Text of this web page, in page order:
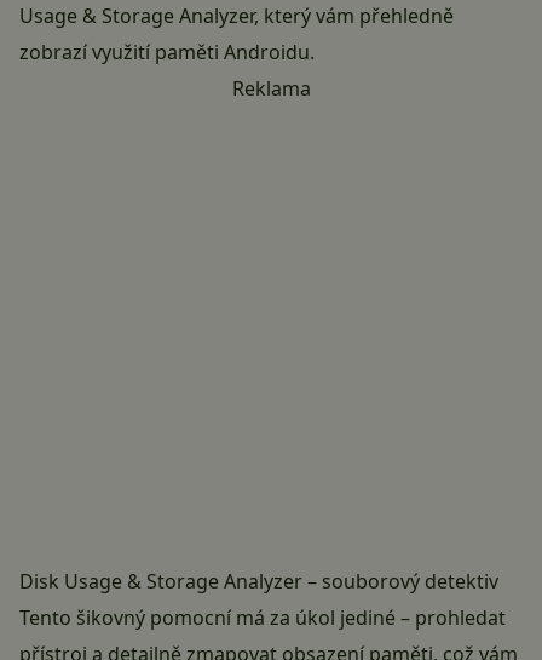
Usage & Storage Analyzer, který vám přehledně
zobrazí využití paměti Androidu.
Reklama
Disk Usage & Storage Analyzer – souborový detektiv
Tento šikovný pomocní má za úkol jediné – prohledat
přístroj a detailně zmapovat obsazení paměti, což vám